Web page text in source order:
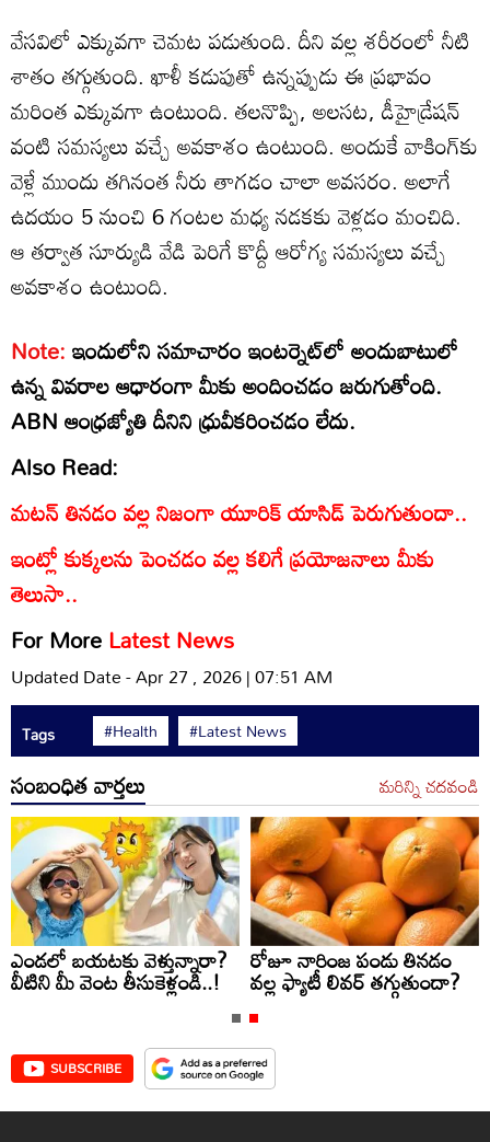
వేసవిలో ఎక్కువగా చెమట పడుతుంది. దీని వల్ల శరీరంలో నీటి
శాతం తగ్గుతుంది. ఖాళీ కడుపుతో ఉన్నప్పుడు ఈ ప్రభావం
మరింత ఎక్కువగా ఉంటుంది. తలనొప్పి, అలసట, డీహైడ్రేషన్
వంటి సమస్యలు వచ్చే అవకాశం ఉంటుంది. అందుకే వాకింగ్‌కు
వెళ్లే ముందు తగినంత నీరు తాగడం చాలా అవసరం. అలాగే
ఉదయం 5 నుంచి 6 గంటల మధ్య నడకకు వెళ్లడం మంచిది.
ఆ తర్వాత సూర్యుడి వేడి పెరిగే కొద్దీ ఆరోగ్య సమస్యలు వచ్చే
అవకాశం ఉంటుంది.
Note:ఇందులోని సమాచారం ఇంటర్నెట్‌లో అందుబాటులో
ఉన్న వివరాల ఆధారంగా మీకు అందించడం జరుగుతోంది.
ABN ఆంధ్రజ్యోతి దీనిని ధ్రువీకరించడం లేదు.
Also Read:
మటన్ తినడం వల్ల నిజంగా యూరిక్ యాసిడ్ పెరుగుతుందా..
ఇంట్లో కుక్కలను పెంచడం వల్ల కలిగే ప్రయోజనాలు మీకు
తెలుసా..
For MoreLatest News
Updated Date - Apr 27 , 2026 | 07:51 AM
Tags #Health #Latest News
సంబంధిత వార్తలు మరిన్ని చదవండి
ఎండలో బయటకు వెళ్తున్నారా?
వీటిని మీ వెంట తీసుకెళ్లండి..!
రోజూ నారింజ పండు తినడం
వల్ల ఫ్యాటీ లివర్ తగ్గుతుందా?
SUBSCRIBE